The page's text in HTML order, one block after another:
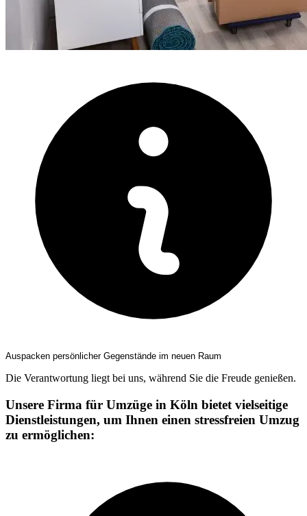
Auspacken persönlicher Gegenstände im neuen Raum
Die Verantwortung liegt bei uns, während Sie die Freude genießen.
Unsere Firma für Umzüge in Köln bietet vielseitige
Dienstleistungen, um Ihnen einen stressfreien Umzug
zu ermöglichen: